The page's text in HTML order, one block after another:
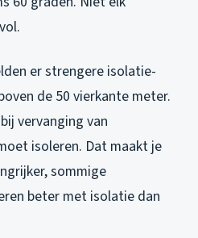
er strengere isolatie-
de 50 vierkante meter.
vervanging van
isoleren. Dat maakt je
sommige
beter met isolatie dan